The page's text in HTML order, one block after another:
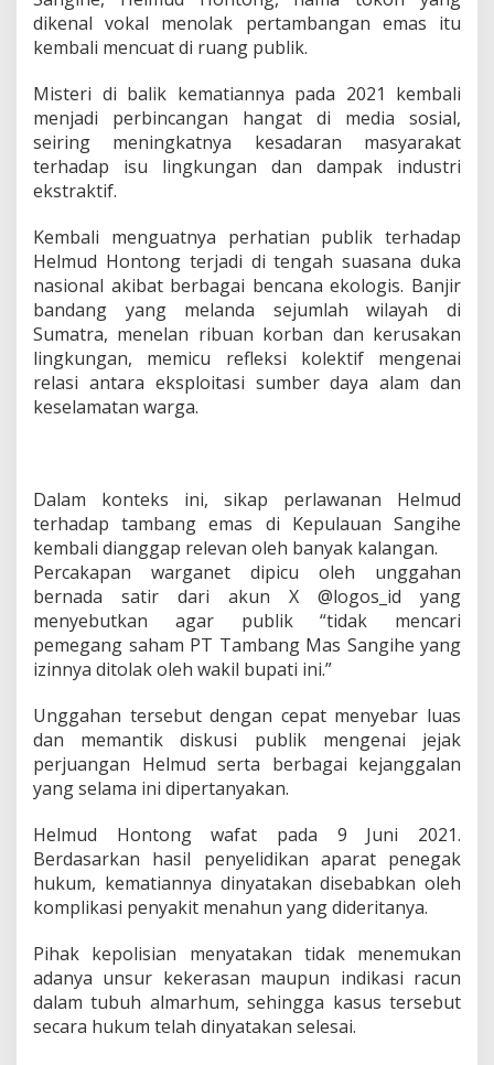
l
i
i
s
o
r
o
i
T
e
n
g
a
h
M
e
n
n
y
a
I
s
u
L
n
u
n
g
a
dikenal vokal menolak pertambangan emas itu
kembali mencuat di ruang publik.
Misteri di balik kematiannya pada 2021 kembali
menjadi perbincangan hangat di media sosial,
seiring meningkatnya kesadaran masyarakat
terhadap isu lingkungan dan dampak industri
ekstraktif.
Kembali menguatnya perhatian publik terhadap
Helmud Hontong terjadi di tengah suasana duka
nasional akibat berbagai bencana ekologis. Banjir
bandang yang melanda sejumlah wilayah di
Sumatra, menelan ribuan korban dan kerusakan
lingkungan, memicu refleksi kolektif mengenai
relasi antara eksploitasi sumber daya alam dan
keselamatan warga.
Dalam konteks ini, sikap perlawanan Helmud
terhadap tambang emas di Kepulauan Sangihe
kembali dianggap relevan oleh banyak kalangan.
Percakapan warganet dipicu oleh unggahan
bernada satir dari akun X @logos_id yang
menyebutkan agar publik “tidak mencari
pemegang saham PT Tambang Mas Sangihe yang
izinnya ditolak oleh wakil bupati ini.”
Unggahan tersebut dengan cepat menyebar luas
dan memantik diskusi publik mengenai jejak
perjuangan Helmud serta berbagai kejanggalan
yang selama ini dipertanyakan.
Helmud Hontong wafat pada 9 Juni 2021.
Berdasarkan hasil penyelidikan aparat penegak
hukum, kematiannya dinyatakan disebabkan oleh
komplikasi penyakit menahun yang dideritanya.
Pihak kepolisian menyatakan tidak menemukan
adanya unsur kekerasan maupun indikasi racun
dalam tubuh almarhum, sehingga kasus tersebut
secara hukum telah dinyatakan selesai.